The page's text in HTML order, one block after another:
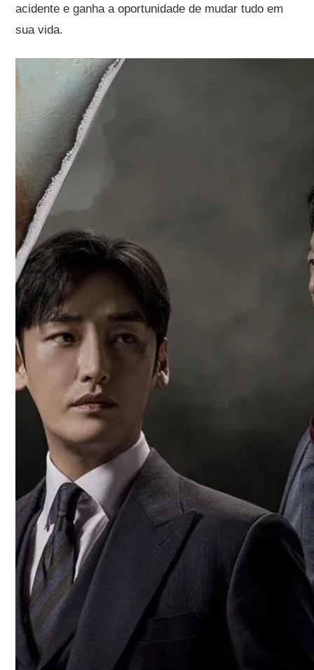
acidente e ganha a oportunidade de mudar tudo em
sua vida.